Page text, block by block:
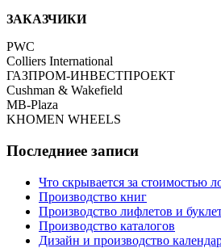
ЗАКАЗЧИКИ
PWC
Colliers International
ГАЗПРОМ-ИНВЕСТПРОЕКТ
Cushman & Wakefield
MB-Plaza
KHOMEN WHEELS
Последниее записи
Что скрывается за стоимостью
Производство книг
Производство лифлетов и
Производство каталогов
Дизайн и производство